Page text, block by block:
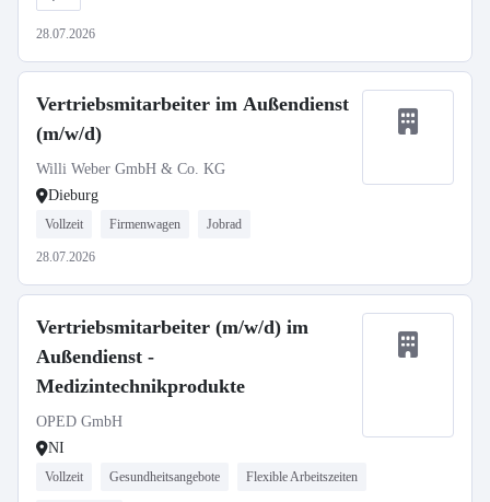
28.07.2026
Vertriebsmitarbeiter im Außendienst
(m/w/d)
Willi Weber GmbH & Co. KG
Dieburg
Vollzeit Firmenwagen Jobrad
28.07.2026
Vertriebsmitarbeiter (m/w/d) im
Außendienst -
Medizintechnikprodukte
OPED GmbH
NI
Vollzeit Gesundheitsangebote Flexible Arbeitszeiten